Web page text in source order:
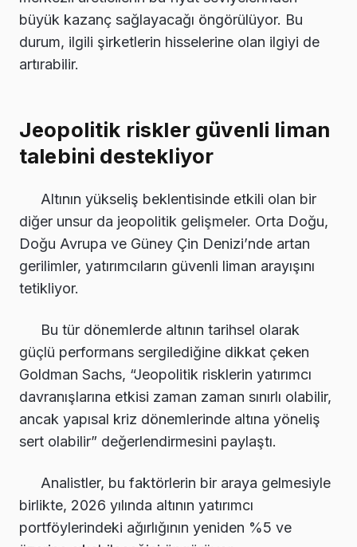
büyük kazanç sağlayacağı öngörülüyor. Bu
durum, ilgili şirketlerin hisselerine olan ilgiyi de
artırabilir.
Jeopolitik riskler güvenli liman
talebini destekliyor
Altının yükseliş beklentisinde etkili olan bir
diğer unsur da jeopolitik gelişmeler. Orta Doğu,
Doğu Avrupa ve Güney Çin Denizi’nde artan
gerilimler, yatırımcıların güvenli liman arayışını
tetikliyor.
Bu tür dönemlerde altının tarihsel olarak
güçlü performans sergilediğine dikkat çeken
Goldman Sachs, “Jeopolitik risklerin yatırımcı
davranışlarına etkisi zaman zaman sınırlı olabilir,
ancak yapısal kriz dönemlerinde altına yöneliş
sert olabilir” değerlendirmesini paylaştı.
Analistler, bu faktörlerin bir araya gelmesiyle
birlikte, 2026 yılında altının yatırımcı
portföylerindeki ağırlığının yeniden %5 ve